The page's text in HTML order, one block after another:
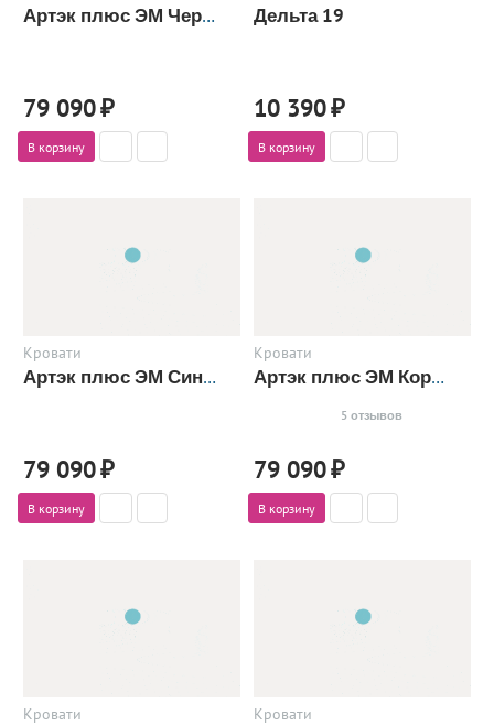
Артэк плюс ЭМ Черный
79 090₽
В корзину
Дельта 19
10 390₽
В корзину
Кровати
Артэк плюс ЭМ Синий
79 090₽
В корзину
Кровати
Артэк плюс ЭМ Коричневый
5 отзывов
79 090₽
В корзину
Кровати Кровати